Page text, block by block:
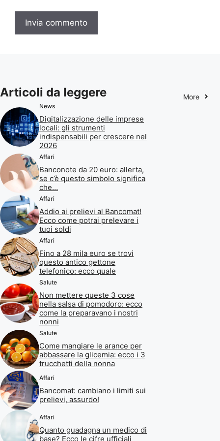
Articoli da leggere More
News
Digitalizzazione delle imprese
locali: gli strumenti
indispensabili per crescere nel
2026
Affari
Banconote da 20 euro: allerta,
se c’è questo simbolo significa
che…
Affari
Addio ai prelievi al Bancomat!
Ecco come potrai prelevare i
tuoi soldi
Affari
Fino a 28 mila euro se trovi
questo antico gettone
telefonico: ecco quale
Salute
Non mettere queste 3 cose
nella salsa di pomodoro: ecco
come la preparavano i nostri
nonni
Salute
Come mangiare le arance per
abbassare la glicemia: ecco i 3
trucchetti della nonna
Affari
Bancomat: cambiano i limiti sui
prelievi, assurdo!
Affari
Quanto guadagna un medico di
base? Ecco le cifre ufficiali